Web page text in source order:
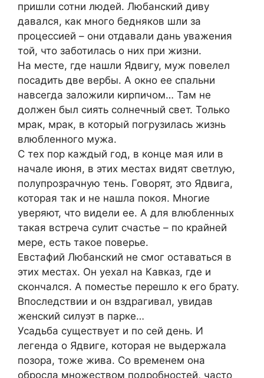
пришли сотни людей. Любанский диву
давался, как много бедняков шли за
процессией – они отдавали дань уважения
той, что заботилась о них при жизни.
На месте, где нашли Ядвигу, муж повелел
посадить две вербы. А окно ее спальни
навсегда заложили кирпичом… Там не
должен был сиять солнечный свет. Только
мрак, мрак, в который погрузилась жизнь
влюбленного мужа.
С тех пор каждый год, в конце мая или в
начале июня, в этих местах видят светлую,
полупрозрачную тень. Говорят, это Ядвига,
которая так и не нашла покоя. Многие
уверяют, что видели ее. А для влюбленных
такая встреча сулит счастье – по крайней
мере, есть такое поверье.
Евстафий Любанский не смог оставаться в
этих местах. Он уехал на Кавказ, где и
скончался. А поместье перешло к его брату.
Впоследствии и он вздрагивал, увидав
женский силуэт в парке…
Усадьба существует и по сей день. И
легенда о Ядвиге, которая не выдержала
позора, тоже жива. Со временем она
обросла множеством подробностей, часто